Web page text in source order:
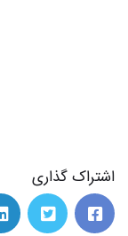
اشتراک گذاری